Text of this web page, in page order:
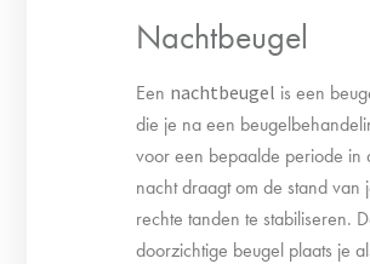
Nachtbeugel
Een nachtbeugel is een
die je na een
voor een bepaalde periode in
nacht draagt om de stand van
rechte tanden te stabiliseren.
doorzichtige beugel plaats je